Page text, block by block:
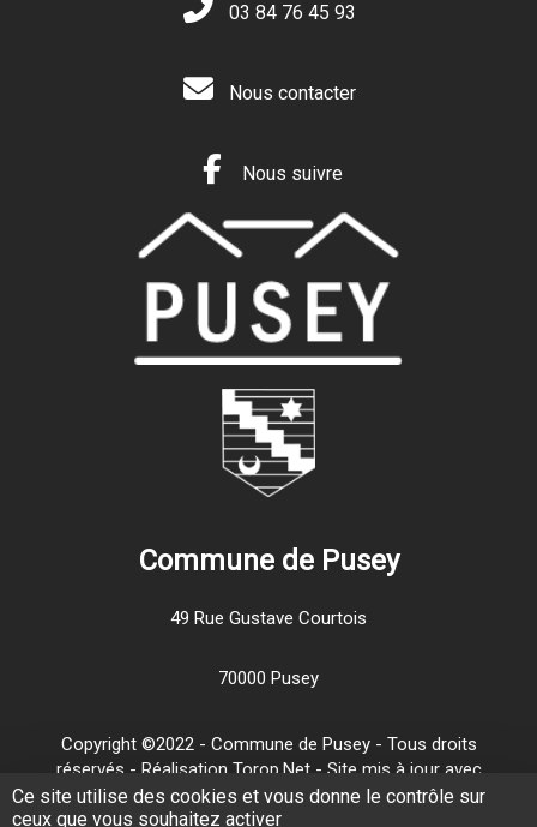
03 84 76 45 93
Nous contacter
Nous suivre
Commune de Pusey
49 Rue Gustave Courtois
70000 Pusey
Copyright ©2022 - Commune de Pusey - Tous droits
réservés - Réalisation Torop.Net - Site mis à jour avec
wsb-Mentions légales- Traitement de vos données
personnelles-
Ce site utilise des cookies et vous donne le contrôle sur
ceux que vous souhaitez activer